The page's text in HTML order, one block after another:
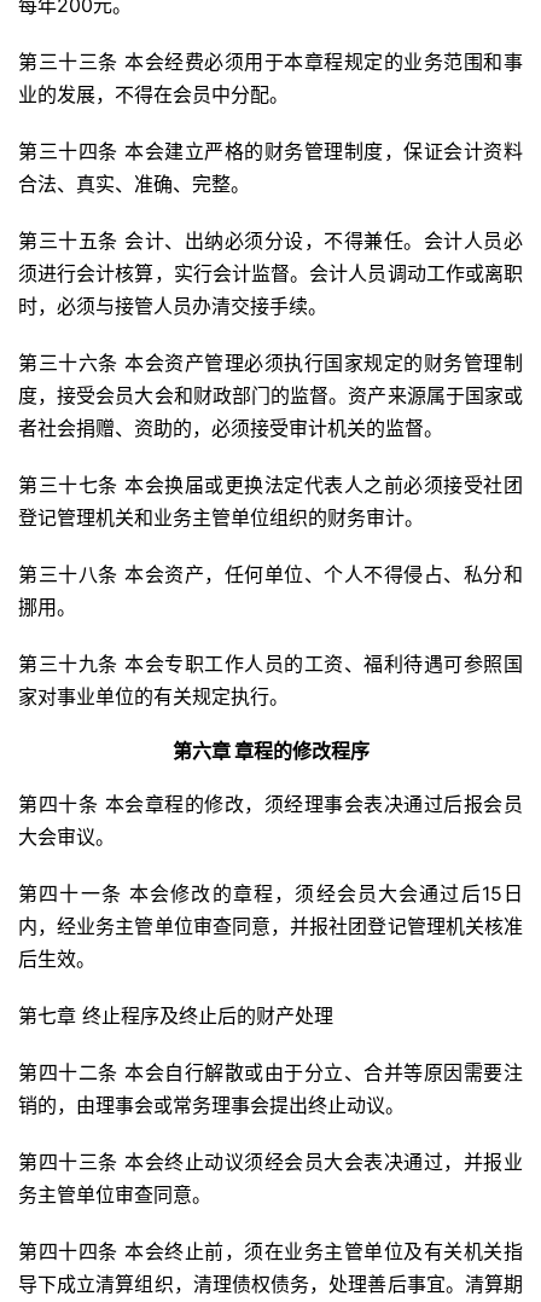
第三十三条 本会经费必须用于本章程规定的业务范围和事
业的发展，不得在会员中分配。
第三十四条 本会建立严格的财务管理制度，保证会计资料
合法、真实、准确、完整。
第三十五条 会计、出纳必须分设，不得兼任。会计人员必
须进行会计核算，实行会计监督。会计人员调动工作或离职
时，必须与接管人员办清交接手续。
第三十六条 本会资产管理必须执行国家规定的财务管理制
度，接受会员大会和财政部门的监督。资产来源属于国家或
者社会捐赠、资助的，必须接受审计机关的监督。
第三十七条 本会换届或更换法定代表人之前必须接受社团
登记管理机关和业务主管单位组织的财务审计。
第三十八条 本会资产，任何单位、个人不得侵占、私分和
挪用。
第三十九条 本会专职工作人员的工资、福利待遇可参照国
家对事业单位的有关规定执行。
第六章 章程的修改程序
第四十条 本会章程的修改，须经理事会表决通过后报会员
大会审议。
第四十一条 本会修改的章程，须经会员大会通过后15日
内，经业务主管单位审查同意，并报社团登记管理机关核准
后生效。
第七章 终止程序及终止后的财产处理
第四十二条 本会自行解散或由于分立、合并等原因需要注
销的，由理事会或常务理事会提出终止动议。
第四十三条 本会终止动议须经会员大会表决通过，并报业
务主管单位审查同意。
第四十四条 本会终止前，须在业务主管单位及有关机关指
导下成立清算组织，清理债权债务，处理善后事宜。清算期